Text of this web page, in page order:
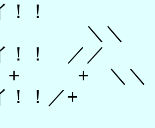
！！
＼＼ 祭り
！！ ／／
+ + ＼＼ お
！！／+